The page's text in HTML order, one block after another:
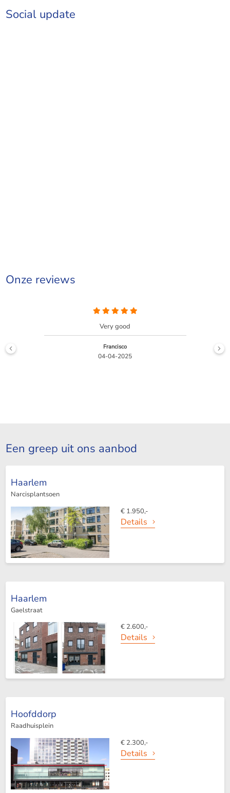
Social update
Onze reviews
We had a fantastic experience working with
123Wonen to find a rental apartment. We were
in a huge hu ...
Lees meer +
Een greep uit ons aanbod
Haarlem
Narcisplantsoen
€ 1.950,-
Details
Haarlem
Gaelstraat
€ 2.600,-
Details
Hoofddorp
Raadhuisplein
€ 2.300,-
Details